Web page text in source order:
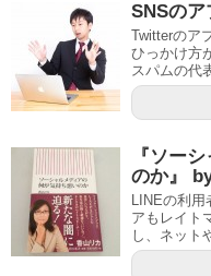
SNSのア
Twitterのア
ひっかけ方
スパムの代
『ソー
のか』
LINEの利用
アもレイト
し、ネット